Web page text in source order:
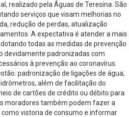
realizado pela Águas de Teresina. São
serviços que visam melhorias no
redução de perdas, atualização
A expectativa é atender a mais
todas as medidas de prevenção
devidamente padronizadas com
à prevenção ao coronavírus.
padronização de ligações de água;
além de facilitação do
de cartões de crédito ou débito para
moradores também podem fazer a
vistoria de consumo e informar